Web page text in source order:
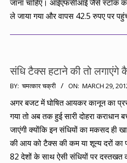
जाना चाहिए। आईएफसीआई जैसे स्टॉक
ले जाया गया और वापस 42.5 रुपए पर
संधि टैक्स हटाने की तो लगाएंगे
2012-
BY: चमत्कार चक्री ON: MARCH 29,
अगर बजट में घोषित आयकर कानून का
गया तो अब तक हुई सारी दोहरा कराधान
जाएंगी क्योंकि इन संधियों का मकसद ही
की आय को टैक्स की कम या शून्य दरों का
82 देशों के साथ ऐसी संधियों पर दस्तखत